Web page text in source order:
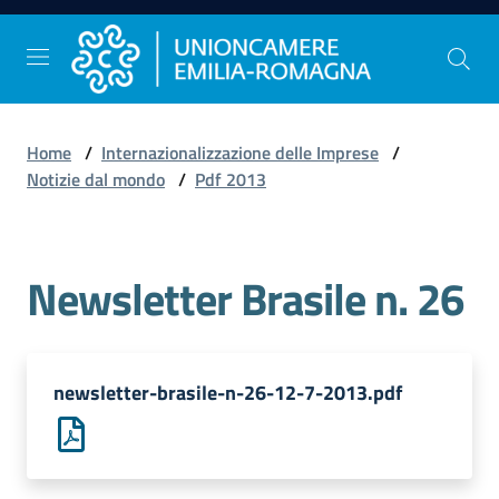
Vai al contenuto
Vai alla navigazione
Vai al footer
Comunicazione
Studi
al
Home / Internazionalizzazione delle Imprese /
Notizie dal mondo / Pdf 2013
Newsletter Brasile n. 26
newsletter-brasile-n-26-12-7-2013.pdf